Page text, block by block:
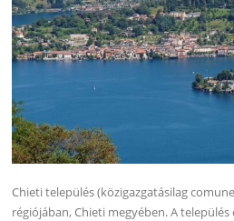
Chieti település (közigazgatásilag
régiójában, Chieti megyében. A település